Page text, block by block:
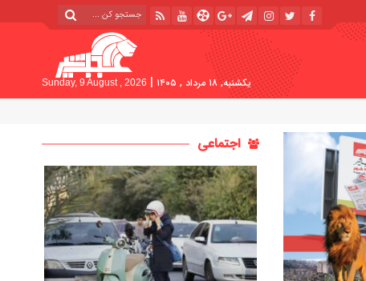
یکشنبه, ۱۸ مرداد , ۱۴۰۵ |
Sunday, 9 August , 2026
اجتماعی